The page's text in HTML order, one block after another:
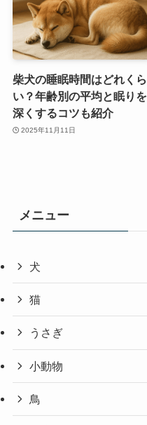
柴犬の睡眠時間はどれくら
い？年齢別の平均と眠りを
深くするコツも紹介
2025年11月11日
メニュー
犬
猫
うさぎ
小動物
鳥